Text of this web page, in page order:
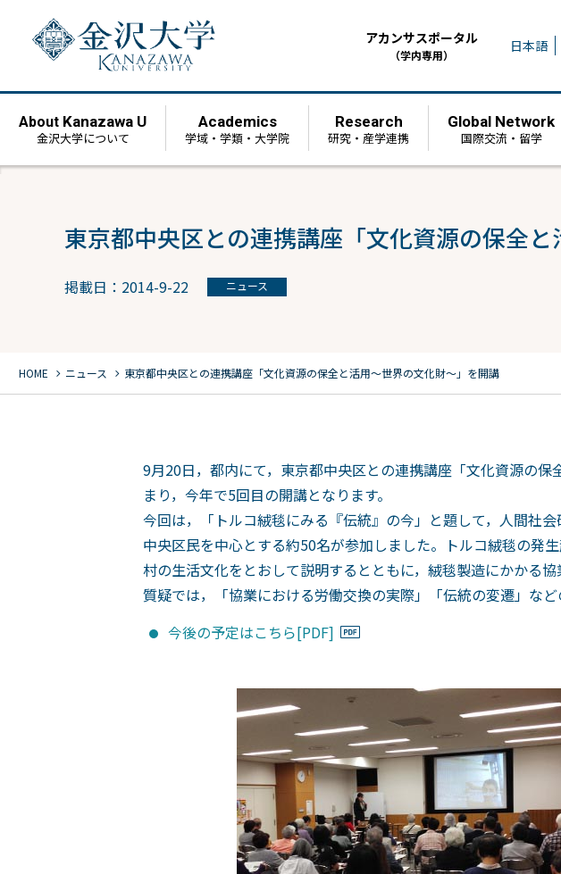
アカンサスポータル
（学内専用） 日本語
About Kanazawa U
金沢大学について
Academics
学域・学類・大学院
Research
研究・産学連携
Global Network
国際交流・留学
東京都中央区との連携講座「文化資源の保全
掲載日：2014-9-22 ニュース
HOME chevron_right ニュース chevron_right 東京都中央区との連携講座「文化資源の保全と活用～世界の文化財～」を開講
9月20日，都内にて，東京都中央区との連携講座「文化資源の
まり，今年で5回目の開講となります。
今回は，「トルコ絨毯にみる『伝統』の今」と題して，人間社
中央区民を中心とする約50名が参加しました。トルコ絨毯の発
村の生活文化をとおして説明するとともに，絨毯製造にかかる
質疑では，「協業における労働交換の実際」「伝統の変遷」な
今後の予定はこちら[PDF]